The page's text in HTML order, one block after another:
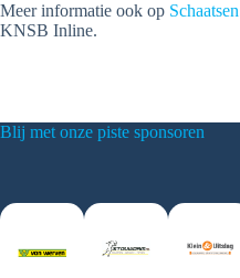
Meer informatie ook op
KNSB Inline.
Blij met onze piste sponsoren